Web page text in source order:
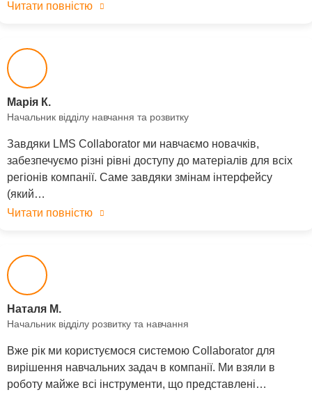
Читати повністю
Марія К.
Начальник відділу навчання та розвитку
Завдяки LMS Collaborator ми навчаємо новачків,
забезпечуємо різні рівні доступу до матеріалів для всіх
регіонів компанії. Саме завдяки змінам інтерфейсу
(який…
Читати повністю
Наталя М.
Начальник відділу розвитку та навчання
Вже рік ми користуємося системою Collaborator для
вирішення навчальних задач в компанії. Ми взяли в
роботу майже всі інструменти, що представлені…